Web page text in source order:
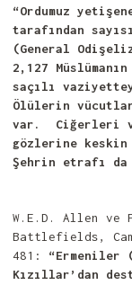
“Ordumuz
tarafından
(General
2,127
saçılı
Ölülerin
var. Ciğerleri
gözlerine
Şehrin etrafı da
W.E.D. Allen ve
Battlefields,
481:
Kızıllar’dan